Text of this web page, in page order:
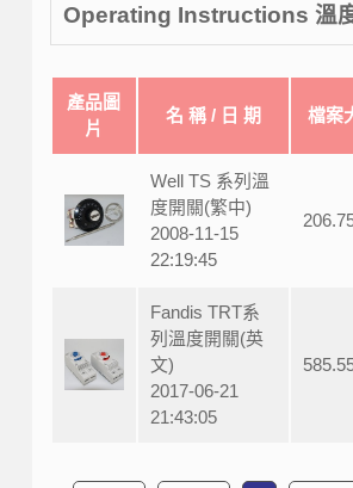
Operating Instructions 溫
產品圖
片
名 稱 / 日 期 檔案
Well TS 系列溫
度開關(繁中)
2008-11-15
22:19:45
Fandis TRT系
列溫度開關(英
文)
2017-06-21
21:43:05